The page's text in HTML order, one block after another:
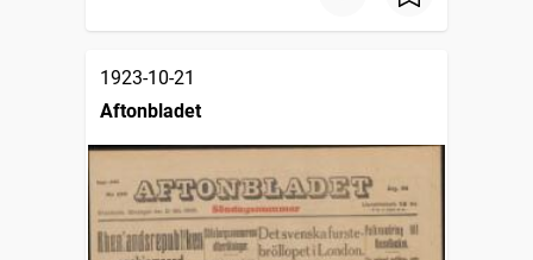
1923-10-21
Aftonbladet